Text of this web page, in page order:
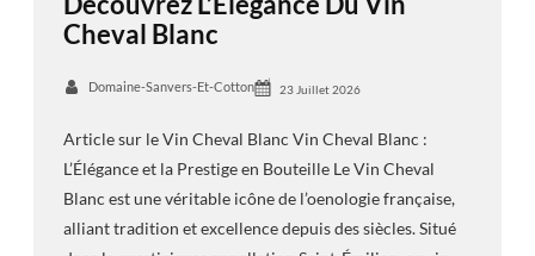
Cheval Blanc
Domaine-Sanvers-Et-Cotton 23 Juillet 2026
Article sur le Vin Cheval Blanc Vin Cheval Blanc :
L’Élégance et la Prestige en Bouteille Le Vin Cheval
Blanc est une véritable icône de l’oenologie française,
alliant tradition et excellence depuis des siècles. Situé